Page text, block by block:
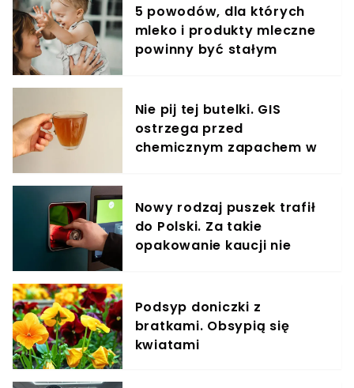
5 powodów, dla których
mleko i produkty mleczne
powinny być stałym
Nie pij tej butelki. GIS
ostrzega przed
chemicznym zapachem w
Nowy rodzaj puszek trafił
do Polski. Za takie
opakowanie kaucji nie
Podsyp doniczki z
bratkami. Obsypią się
kwiatami